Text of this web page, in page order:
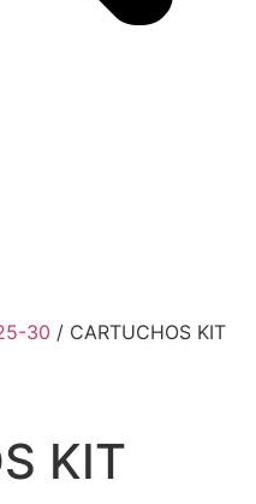
30 / CARTUCHOS KIT
KIT